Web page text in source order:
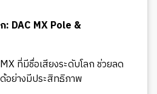
: DAC MX Pole &
ที่มีชื่อเสียงระดับโลก ช่วยลด
อย่างมีประสิทธิภาพ